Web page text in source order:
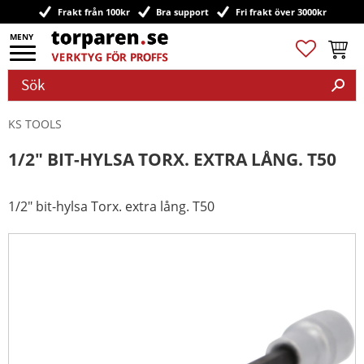
Meny
Frakt från 100kr Bra support Fri frakt över 3000kr
Favoriter
KS TOOLS
1/2" BIT-HYLSA TORX. EXTRA LÅNG. T50
1/2" bit-hylsa Torx. extra lång. T50